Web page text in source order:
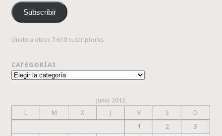
correo
electrónico
Subscribir
Únete a otros 7.610 suscriptores
CATEGORÍAS
Categorías
junio 2012
L
M X J V S
D
1
2
3